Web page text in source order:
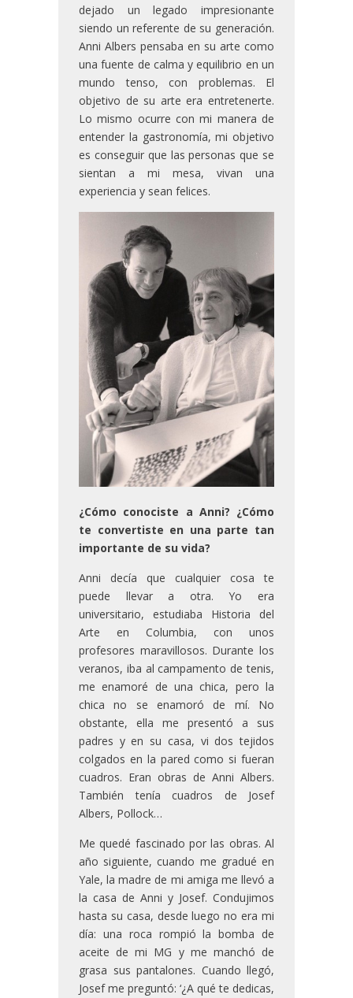
dejado un legado impresionante
siendo un referente de su generación.
Anni Albers pensaba en su arte como
una fuente de calma y equilibrio en un
mundo tenso, con problemas. El
objetivo de su arte era entretenerte.
Lo mismo ocurre con mi manera de
entender la gastronomía, mi objetivo
es conseguir que las personas que se
sientan a mi mesa, vivan una
experiencia y sean felices.
¿Cómo conociste a Anni? ¿Cómo
te convertiste en una parte tan
importante de su vida?
Anni decía que cualquier cosa te
puede llevar a otra. Yo era
universitario, estudiaba Historia del
Arte en Columbia, con unos
profesores maravillosos. Durante los
veranos, iba al campamento de tenis,
me enamoré de una chica, pero la
chica no se enamoró de mí. No
obstante, ella me presentó a sus
padres y en su casa, vi dos tejidos
colgados en la pared como si fueran
cuadros. Eran obras de Anni Albers.
También tenía cuadros de Josef
Albers, Pollock…
Me quedé fascinado por las obras. Al
año siguiente, cuando me gradué en
Yale, la madre de mi amiga me llevó a
la casa de Anni y Josef. Condujimos
hasta su casa, desde luego no era mi
día: una roca rompió la bomba de
aceite de mi MG y me manchó de
grasa sus pantalones. Cuando llegó,
Josef me preguntó: ‘¿A qué te dedicas,